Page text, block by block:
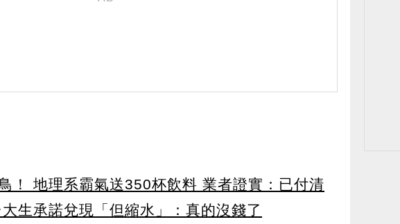
！ 地理系霸氣送350杯飲料 業者證實：已付清
生承諾兌現「但縮水」：真的沒錢了